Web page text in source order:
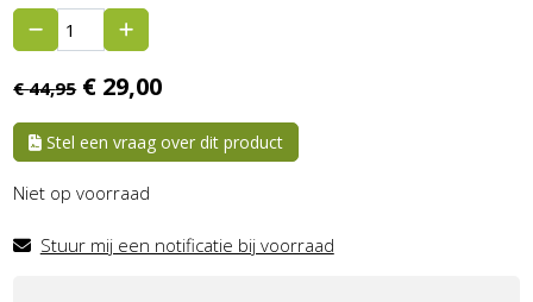
€44,95 € 29,00
Stel een vraag over dit product
Niet op voorraad
Stuur mij een notificatie bij voorraad